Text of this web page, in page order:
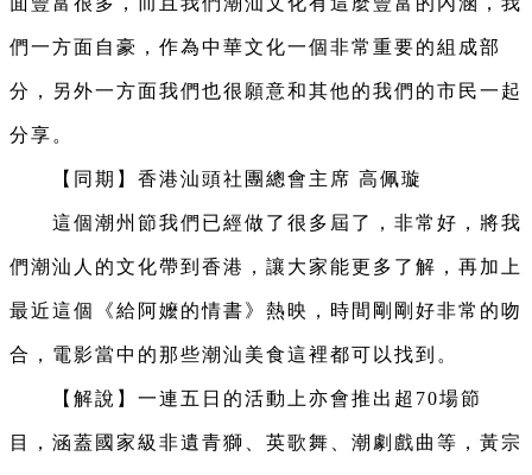
們一方面自豪，作為中華文化一個非常重要的組成部
分，另外一方面我們也很願意和其他的我們的市民一起
分享。
【同期】香港汕頭社團總會主席 高佩璇
這個潮州節我們已經做了很多屆了，非常好，將我
們潮汕人的文化帶到香港，讓大家能更多了解，再加上
最近這個《給阿嬤的情書》熱映，時間剛剛好非常的吻
合，電影當中的那些潮汕美食這裡都可以找到。
【解說】一連五日的活動上亦會推出超70場節
目，涵蓋國家級非遺青獅、英歌舞、潮劇戲曲等，黃宗